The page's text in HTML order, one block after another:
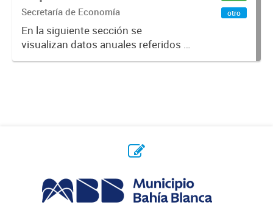
Municipio. Año 2023
Secretaría de Economía
En la siguiente sección se
visualizan datos anuales referidos a
la transparencia fiscal e impositiva
otro